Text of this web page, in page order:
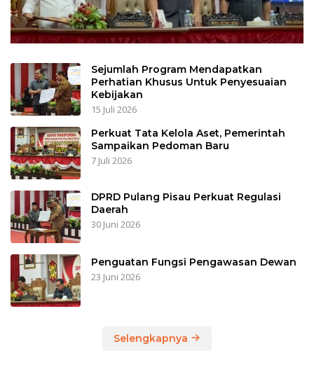
Sejumlah Program Mendapatkan
Perhatian Khusus Untuk Penyesuaian
Kebijakan
15 Juli 2026
Perkuat Tata Kelola Aset, Pemerintah
Sampaikan Pedoman Baru
7 Juli 2026
DPRD Pulang Pisau Perkuat Regulasi
Daerah
30 Juni 2026
Penguatan Fungsi Pengawasan Dewan
23 Juni 2026
Selengkapnya